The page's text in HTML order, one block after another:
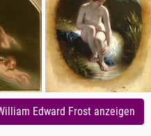
Edward Frost anzeigen